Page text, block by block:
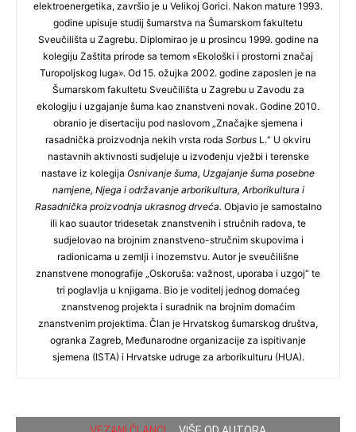
elektroenergetika, završio je u Velikoj Gorici. Nakon mature 1993.
godine upisuje studij šumarstva na Šumarskom fakultetu
Sveučilišta u Zagrebu. Diplomirao je u prosincu 1999. godine na
kolegiju Zaštita prirode sa temom «Ekološki i prostorni značaj
Turopoljskog luga». Od 15. ožujka 2002. godine zaposlen je na
Šumarskom fakultetu Sveučilišta u Zagrebu u Zavodu za
ekologiju i uzgajanje šuma kao znanstveni novak. Godine 2010.
obranio je disertaciju pod naslovom „Značajke sjemena i
rasadnička proizvodnja nekih vrsta roda Sorbus L.“ U okviru
nastavnih aktivnosti sudjeluje u izvođenju vježbi i terenske
nastave iz kolegija Osnivanje šuma, Uzgajanje šuma posebne
namjene, Njega i održavanje arborikultura, Arborikultura i
Rasadnička proizvodnja ukrasnog drveća. Objavio je samostalno
ili kao suautor tridesetak znanstvenih i stručnih radova, te
sudjelovao na brojnim znanstveno-stručnim skupovima i
radionicama u zemlji i inozemstvu. Autor je sveučilišne
znanstvene monografije „Oskoruša: važnost, uporaba i uzgoj“ te
tri poglavlja u knjigama. Bio je voditelj jednog domaćeg
znanstvenog projekta i suradnik na brojnim domaćim
znanstvenim projektima. Član je Hrvatskog šumarskog društva,
ogranka Zagreb, Međunarodne organizacije za ispitivanje
sjemena (ISTA) i Hrvatske udruge za arborikulturu (HUA).